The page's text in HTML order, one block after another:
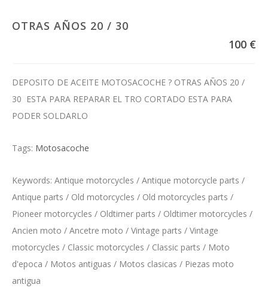
OTRAS AÑOS 20 / 30
100 €
DEPOSITO DE ACEITE MOTOSACOCHE ? OTRAS AÑOS 20 /
30 ESTA PARA REPARAR EL TRO CORTADO ESTA PARA
PODER SOLDARLO
Tags: Motosacoche
Keywords: Antique motorcycles / Antique motorcycle parts /
Antique parts / Old motorcycles / Old motorcycles parts /
Pioneer motorcycles / Oldtimer parts / Oldtimer motorcycles /
Ancien moto / Ancetre moto / Vintage parts / Vintage
motorcycles / Classic motorcycles / Classic parts / Moto
d'epoca / Motos antiguas / Motos clasicas / Piezas moto
antigua